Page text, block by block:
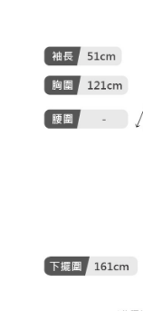
ATM／網路銀行／等多
※ 請注意：結帳手續完
購買商品的店家。未經
後付繳納相關費用。
※ 交易是否成功請以「
是否繳費成功／繳費後
客戶支援中心」
https://
１．透過由恩沛科技股
易，需依本服務之必要
權轉讓予恩沛科技股份有
２．關於個人資料處理
https://aftee.tw/terms/
３．未成年的使用者請
「AFTEE先享後付」，
時審查核予不同之上限
付款後萊爾富取貨
免運費
7-11取貨付款
免運費